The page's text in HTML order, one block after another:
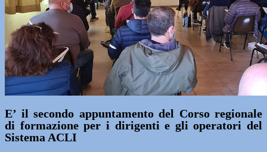
E’ il secondo appuntamento del Corso regionale
di formazione per i dirigenti e gli operatori del
Sistema ACLI